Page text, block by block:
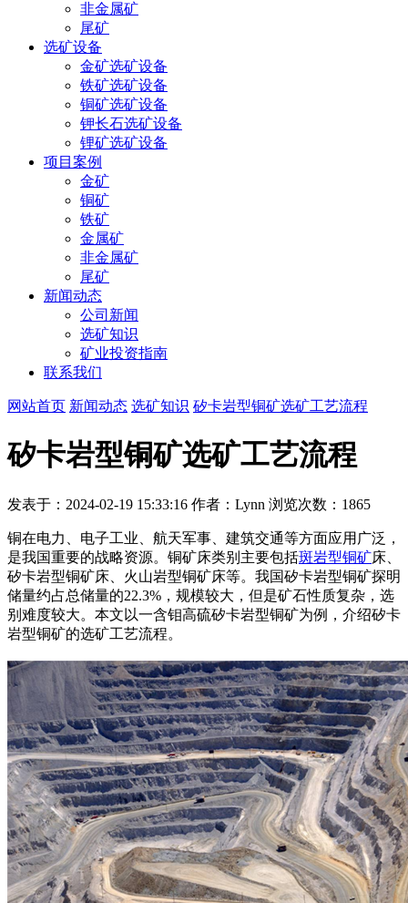
非金属矿
尾矿
选矿设备
金矿选矿设备
铁矿选矿设备
铜矿选矿设备
钾长石选矿设备
锂矿选矿设备
项目案例
金矿
铜矿
铁矿
金属矿
非金属矿
尾矿
新闻动态
公司新闻
选矿知识
矿业投资指南
联系我们
网站首页 新闻动态 选矿知识 矽卡岩型铜矿选矿工艺流程
矽卡岩型铜矿选矿工艺流程
发表于：2024-02-19 15:33:16 作者：Lynn 浏览次数：1865
铜在电力、电子工业、航天军事、建筑交通等方面应用广泛，
是我国重要的战略资源。铜矿床类别主要包括斑岩型铜矿床、
矽卡岩型铜矿床、火山岩型铜矿床等。我国矽卡岩型铜矿探明
储量约占总储量的22.3%，规模较大，但是矿石性质复杂，选
别难度较大。本文以一含钼高硫矽卡岩型铜矿为例，介绍矽卡
岩型铜矿的选矿工艺流程。